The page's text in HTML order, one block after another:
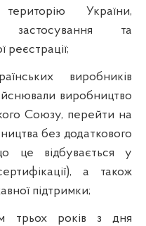
України,
застосування та
виробників
виробництво
Союзу, перейти на
без додаткового
це відбувається у
а також
підтримки;
трьох років з дня